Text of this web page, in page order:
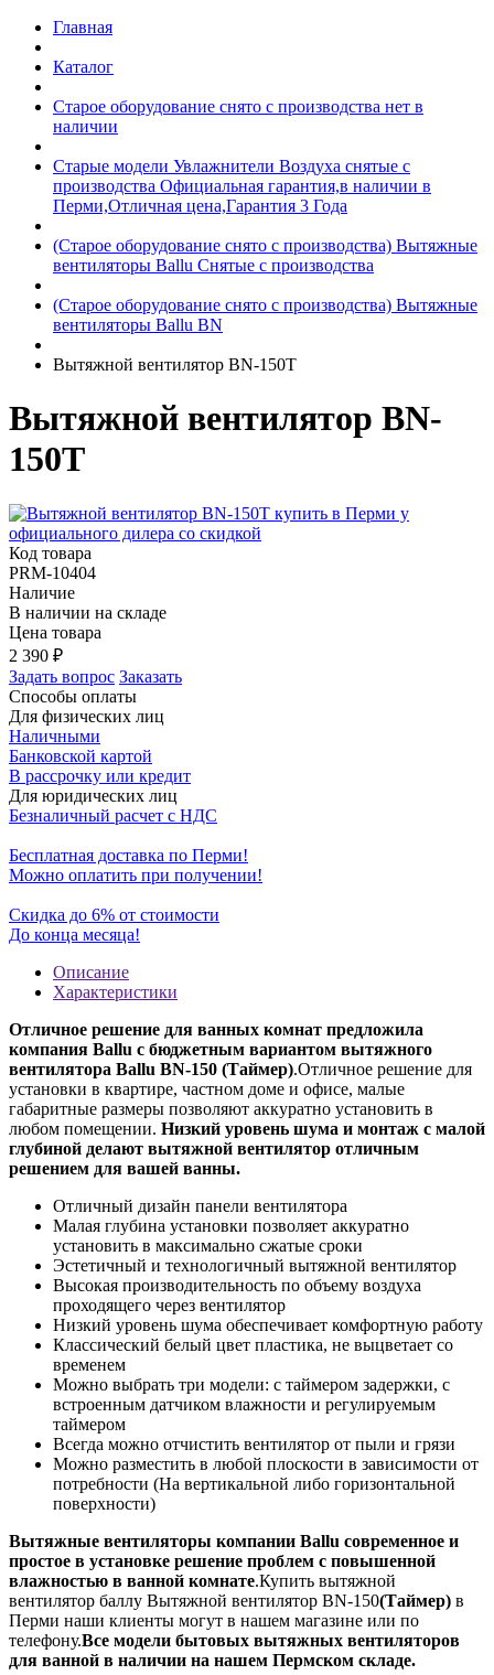
Главная
Каталог
Старое оборудование снято с производства нет в
наличии
Старые модели Увлажнители Воздуха снятые с
производства Официальная гарантия,в наличии в
Перми,Отличная цена,Гарантия 3 Года
(Старое оборудование снято с производства) Вытяжные
вентиляторы Ballu Снятые с производства
(Старое оборудование снято с производства) Вытяжные
вентиляторы Ballu BN
Вытяжной вентилятор BN-150Т
Вытяжной вентилятор BN-
150Т
Код товара
PRM-10404
Наличие
В наличии на складе
Цена товара
2 390 ₽
Задать вопрос Заказать
Способы оплаты
Для физических лиц
Наличными
Банковской картой
В рассрочку или кредит
Для юридических лиц
Безналичный расчет с НДС
Бесплатная доставка по Перми!
Можно оплатить при получении!
Скидка до 6% от стоимости
До конца месяца!
Описание
Характеристики
Отличное решение для ванных комнат предложила
компания Ballu с бюджетным вариантом вытяжного
вентилятора Ballu BN-150 (Таймер).Отличное решение для
установки в квартире, частном доме и офисе, малые
габаритные размеры позволяют аккуратно установить в
любом помещении. Низкий уровень шума и монтаж с малой
глубиной делают вытяжной вентилятор отличным
решением для вашей ванны.
Отличный дизайн панели вентилятора
Малая глубина установки позволяет аккуратно
установить в максимально сжатые сроки
Эстетичный и технологичный вытяжной вентилятор
Высокая производительность по объему воздуха
проходящего через вентилятор
Низкий уровень шума обеспечивает комфортную работу
Классический белый цвет пластика, не выцветает со
временем
Можно выбрать три модели: с таймером задержки, с
встроенным датчиком влажности и регулируемым
таймером
Всегда можно отчистить вентилятор от пыли и грязи
Можно разместить в любой плоскости в зависимости от
потребности (На вертикальной либо горизонтальной
поверхности)
Вытяжные вентиляторы компании Ballu современное и
простое в установке решение проблем с повышенной
влажностью в ванной комнате.Купить вытяжной
вентилятор баллу Вытяжной вентилятор BN-150(Таймер) в
Перми наши клиенты могут в нашем магазине или по
телефону.Все модели бытовых вытяжных вентиляторов
для ванной в наличии на нашем Пермском складе.